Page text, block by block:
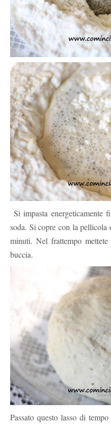
Si impasta energeticamente
soda. Si copre con la pellicola
minuti. Nel frattempo
buccia.
Passato questo lasso di